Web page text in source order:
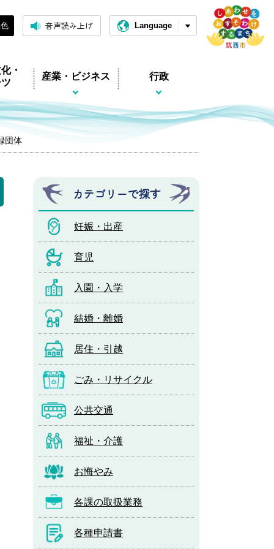
音声読み上げ Language
・
産業・ビジネス 行政
団体
カテゴリーで探す
妊娠・出産
育児
入園・入学
結婚・離婚
居住・引越
ごみ・リサイクル
公共交通
福祉・介護
お悔やみ
各課の取扱業務
各種申請書